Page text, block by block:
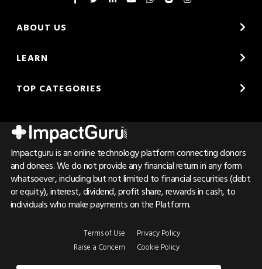
ABOUT US
LEARN
TOP CATEGORIES
Impactguru is an online technology platform connecting donors
and donees. We do not provide any financial return in any form
whatsoever, including but not limited to financial securities (debt
or equity), interest, dividend, profit share, rewards in cash, to
individuals who make payments on the Platform.
Terms of Use
Raise a Concern
Privacy Policy
Cookie Policy